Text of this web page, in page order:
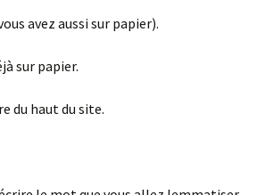
avez aussi sur papier).
sur papier.
du haut du site.